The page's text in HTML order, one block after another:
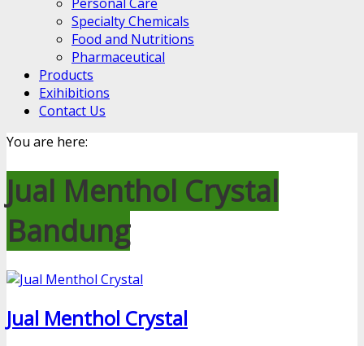
Personal Care
Specialty Chemicals
Food and Nutritions
Pharmaceutical
Products
Exihibitions
Contact Us
You are here:
Jual Menthol Crystal
Bandung
Jual Menthol Crystal